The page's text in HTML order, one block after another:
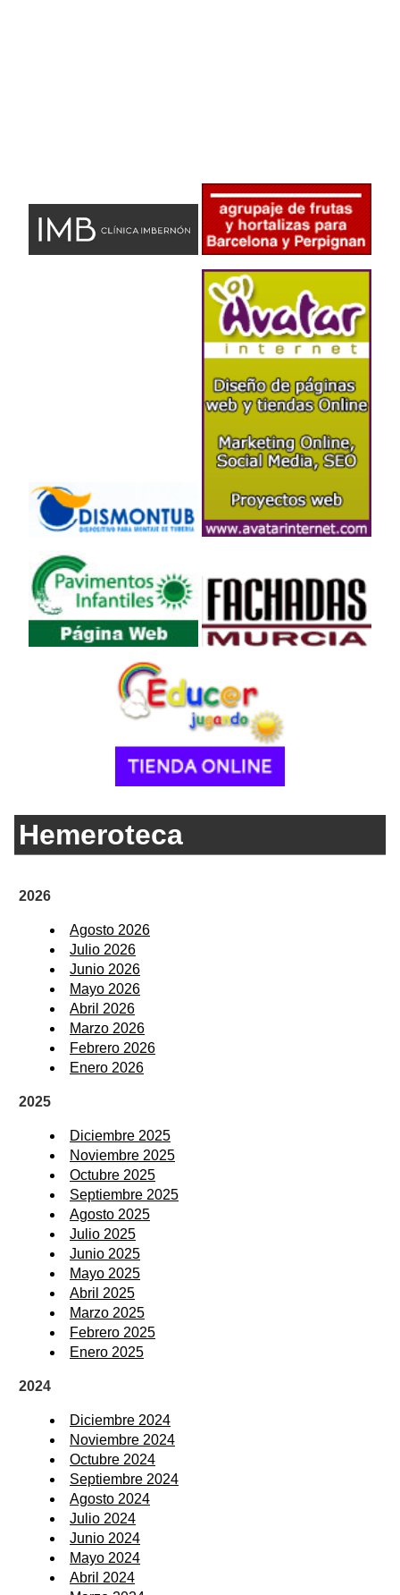
Hemeroteca
2026
Agosto 2026
Julio 2026
Junio 2026
Mayo 2026
Abril 2026
Marzo 2026
Febrero 2026
Enero 2026
2025
Diciembre 2025
Noviembre 2025
Octubre 2025
Septiembre 2025
Agosto 2025
Julio 2025
Junio 2025
Mayo 2025
Abril 2025
Marzo 2025
Febrero 2025
Enero 2025
2024
Diciembre 2024
Noviembre 2024
Octubre 2024
Septiembre 2024
Agosto 2024
Julio 2024
Junio 2024
Mayo 2024
Abril 2024